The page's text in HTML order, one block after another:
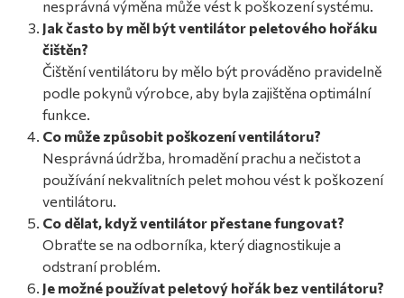
nesprávná výměna může vést k poškození systému.
Jak často by měl být ventilátor peletového hořáku
čištěn?
Čištění ventilátoru by mělo být prováděno pravidelně
podle pokynů výrobce, aby byla zajištěna optimální
funkce.
Co může způsobit poškození ventilátoru?
Nesprávná údržba, hromadění prachu a nečistot a
používání nekvalitních pelet mohou vést k poškození
ventilátoru.
Co dělat, když ventilátor přestane fungovat?
Obraťte se na odborníka, který diagnostikuje a
odstraní problém.
Je možné používat peletový hořák bez ventilátoru?